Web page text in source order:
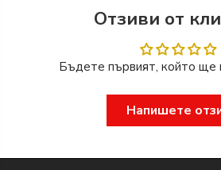
Отзиви от
Бъдете първият, който ще
Напишете